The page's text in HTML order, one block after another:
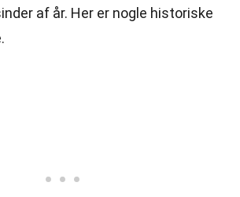
af år. Her er nogle historiske